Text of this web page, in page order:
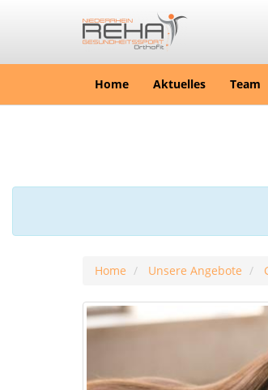
Home Aktuelles Team
Home Unsere Angebote